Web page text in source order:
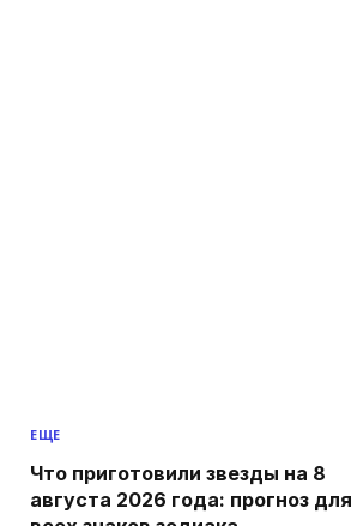
ЕЩЕ
Что приготовили звезды на 8
августа 2026 года: прогноз для